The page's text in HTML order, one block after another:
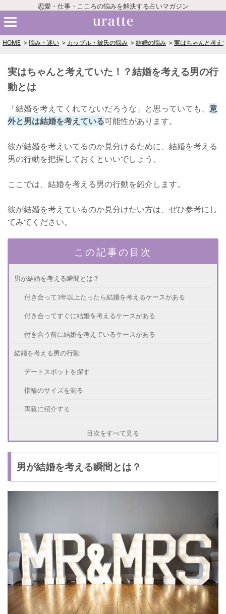
恋愛・仕事・こころの悩みを解決する占いマガジン
HOME 悩み・迷い カップル・彼氏の悩み 結婚の悩み 実はちゃんと考え
実はちゃんと考えていた！？結婚を考える男の行
動とは
「結婚を考えてくれてないだろうな」と思っていても、 意
外と男は結婚を考えている可能性があります。
彼が結婚を考えいてるのか見分けるために、結婚を考える
男の行動を把握しておくといいでしょう。
ここでは、結婚を考える男の行動を紹介します。
彼が結婚を考えているのか見分けたい方は、ぜひ参考にし
てみてください。
この記事の目次
男が結婚を考える瞬間とは？
付き合って3年以上たったら結婚を考えるケースがある
付き合ってすぐに結婚を考えるケースがある
付き合う前に結婚を考えているケースがある
結婚を考える男の行動
デートスポットを探す
指輪のサイズを測る
両親に紹介する
「指輪のサイズを教えて」
「両親に紹介していい？」
結婚の話題をだす
共通の友人に聞いてもらう
男もしっかりと結婚を考えている！
目次をすべて見る
男が結婚を考える瞬間とは？